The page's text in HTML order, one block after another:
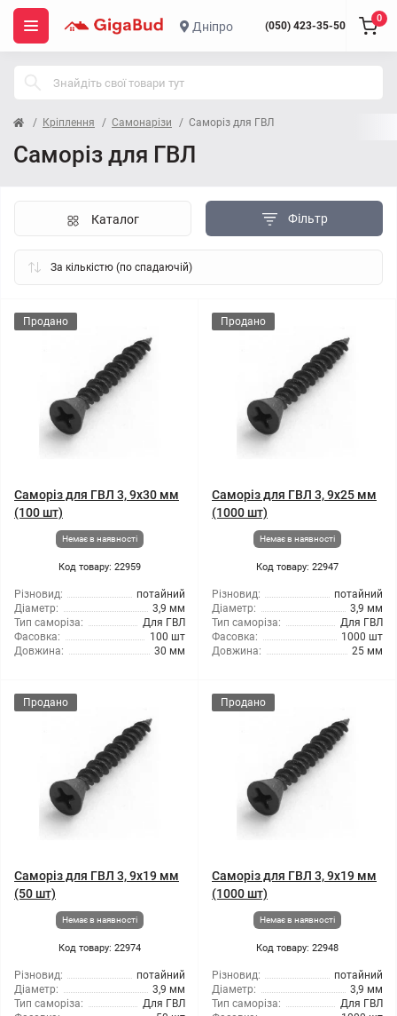
Дніпро (050) 423-35-50
0
Кріплення Самонарізи Саморіз для ГВЛ
Саморіз для ГВЛ
Фільтр
Каталог
Продано
Саморіз для ГВЛ 3, 9x30 мм
(100 шт)
Немає в наявності
Код товару: 22959
Різновид:
потайний
Діаметр:
3,9 мм
Тип саморіза:
Для ГВЛ
Фасовка:
100 шт
Довжина:
30 мм
Продано
Саморіз для ГВЛ 3, 9x25 мм
(1000 шт)
Немає в наявності
Код товару: 22947
Різновид:
потайний
Діаметр:
3,9 мм
Тип саморіза:
Для ГВЛ
Фасовка:
1000 шт
Довжина:
25 мм
Продано
Саморіз для ГВЛ 3, 9x19 мм
(50 шт)
Немає в наявності
Код товару: 22974
Різновид:
потайний
Діаметр:
3,9 мм
Тип саморіза:
Для ГВЛ
Продано
Саморіз для ГВЛ 3, 9x19 мм
(1000 шт)
Немає в наявності
Код товару: 22948
Різновид:
потайний
Діаметр:
3,9 мм
Тип саморіза:
Для ГВЛ